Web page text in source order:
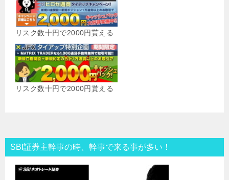
リスク数十円で2000円貰える
リスク数十円で2000円貰える
SBI証券主幹事の時、幹事で来る事が多い！